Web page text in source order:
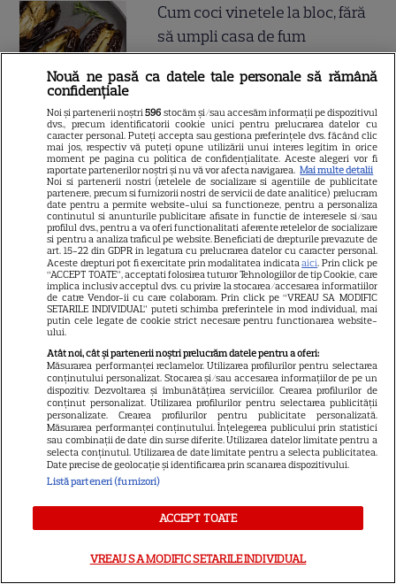
Cum coci vinetele la bloc, fără
să umpli casa de fum
Ce este pământul de diatomee
și cum se utilizează
ALTE ARTICOLE
INTERESANTE
PRIME VIDEO
Premierele Prime Video din
august 2026: „Reacher”
sezonul 4, „Sterling Point” și
noi filme de neratat
Nouă ne pasă ca datele tale personale să rămână
confidențiale
Noi și partenerii noștri596 stocăm și/sau accesăm informații pe dispozitivul
dvs., precum identificatorii cookie unici pentru prelucrarea datelor cu
caracter personal. Puteți accepta sau gestiona preferințele dvs. făcând clic
mai jos, respectiv vă puteți opune utilizării unui interes legitim în orice
moment pe pagina cu politica de confidențialitate. Aceste alegeri vor fi
raportate partenerilor noștri și nu vă vor afecta navigarea. Mai multe detalii
Noi si partenerii nostri (retelele de socializare si agentiile de publicitate
partenere, precum si furnizorii nostri de servicii de date analitice) prelucram
date pentru a permite website-ului sa functioneze, pentru a personaliza
continutul si anunturile publicitare afisate in functie de interesele si/sau
profilul dvs., pentru a va oferi functionalitati aferente retelelor de socializare
si pentru a analiza traficul pe website. Beneficiati de drepturile prevazute de
art. 15-22 din GDPR in legatura cu prelucrarea datelor cu caracter personal.
Aceste drepturi pot fi exercitate prin modalitatea indicataaici. Prin click pe
“ACCEPT TOATE”, acceptati folosirea tuturor Tehnologiilor de tip Cookie, care
implica inclusiv acceptul dvs. cu privire la stocarea/accesarea informatiilor
de catre Vendor-ii cu care colaboram. Prin click pe “VREAU SA MODIFIC
SETARILE INDIVIDUAL” puteti schimba preferintele in mod individual, mai
putin cele legate de cookie strict necesare pentru functionarea website-
ului.
Atât noi, cât și partenerii noștri prelucrăm datele pentru a oferi:
Măsurarea performanței reclamelor. Utilizarea profilurilor pentru selectarea
conținutului personalizat. Stocarea și/sau accesarea informațiilor de pe un
dispozitiv. Dezvoltarea și îmbunătățirea serviciilor. Crearea profilurilor de
conținut personalizat. Utilizarea profilurilor pentru selectarea publicității
personalizate. Crearea profilurilor pentru publicitate personalizată.
Măsurarea performanței conținutului. Înțelegerea publicului prin statistici
sau combinații de date din surse diferite. Utilizarea datelor limitate pentru a
selecta conținutul. Utilizarea de date limitate pentru a selecta publicitatea.
Date precise de geolocație și identificarea prin scanarea dispozitivului.
Listă parteneri (furnizori)
ACCEPT TOATE
VREAU SA MODIFIC SETARILE INDIVIDUAL